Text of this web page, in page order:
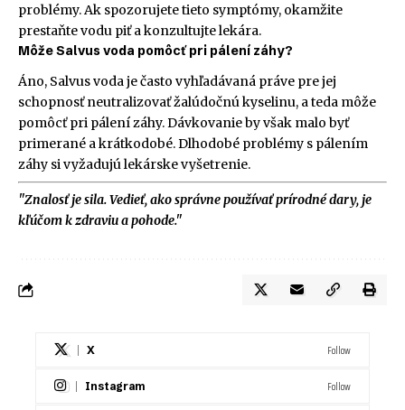
problémy. Ak spozorujete tieto symptómy, okamžite
prestaňte vodu piť a konzultujte lekára.
Môže Salvus voda pomôcť pri pálení záhy?
Áno, Salvus voda je často vyhľadávaná práve pre jej
schopnosť neutralizovať žalúdočnú kyselinu, a teda môže
pomôcť pri pálení záhy. Dávkovanie by však malo byť
primerané a krátkodobé. Dlhodobé problémy s pálením
záhy si vyžadujú lekárske vyšetrenie.
"Znalosť je sila. Vedieť, ako správne používať prírodné dary, je
kľúčom k zdraviu a pohode."
X Follow
Instagram Follow